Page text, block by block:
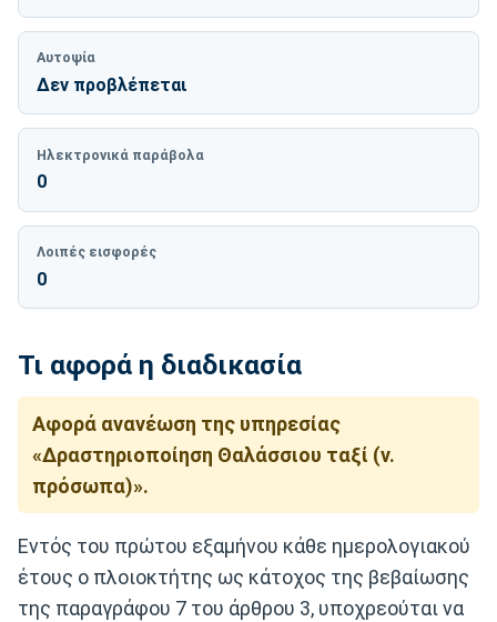
Αυτοψία
Δεν προβλέπεται
Ηλεκτρονικά παράβολα
0
Λοιπές εισφορές
0
Τι αφορά η διαδικασία
Αφορά ανανέωση της υπηρεσίας
«Δραστηριοποίηση Θαλάσσιου ταξί (ν.
πρόσωπα)».
Εντός του πρώτου εξαμήνου κάθε ημερολογιακού
έτους ο πλοιοκτήτης ως κάτοχος της βεβαίωσης
της παραγράφου 7 του άρθρου 3, υποχρεούται να